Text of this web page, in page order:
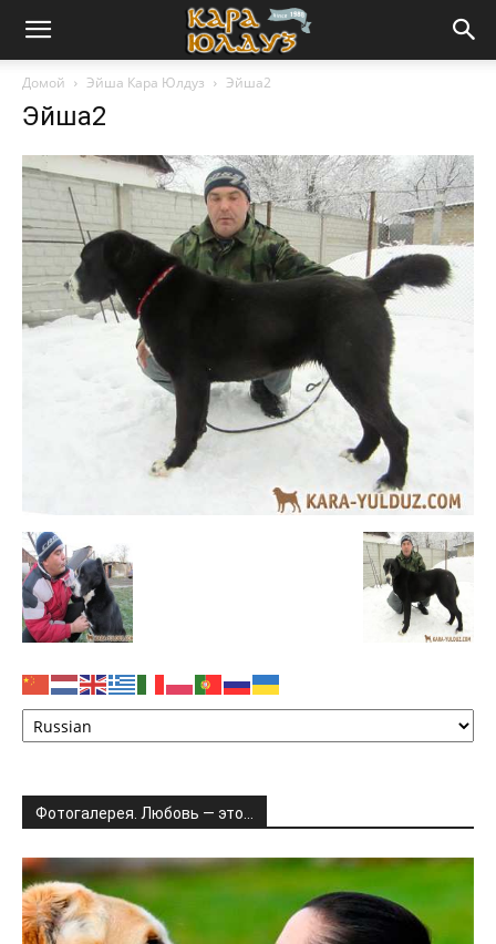
Домой Эйша Кара Юлдуз Эйша2
Эйша2
Фотогалерея. Любовь — это…